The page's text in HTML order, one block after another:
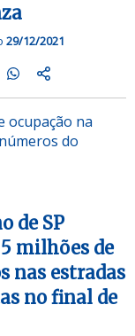
29/12/2021
ocupação na
do
de SP
milhões de
nas estradas
no final de